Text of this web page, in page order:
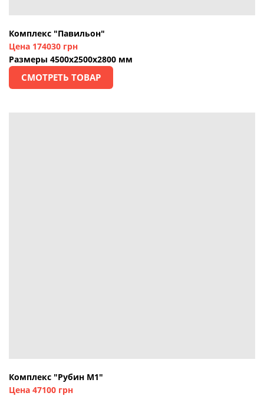
Комплекс "Павильон"
Цена 174030 грн
Размеры 4500х2500х2800 мм
СМОТРЕТЬ ТОВАР
Комплекс "Рубин М1"
Цена 47100 грн